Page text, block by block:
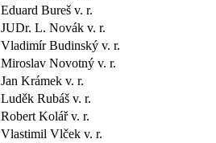
Eduard Bureš v. r.
JUDr. L. Novák v. r.
Vladimír Budinský v. r.
Miroslav Novotný v. r.
Jan Krámek v. r.
Luděk Rubáš v. r.
Robert Kolář v. r.
Vlastimil Vlček v. r.